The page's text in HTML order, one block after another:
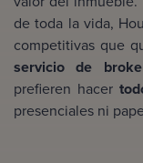
de toda la vida,
competitivas que
servicio de
prefieren hacer
presenciales ni